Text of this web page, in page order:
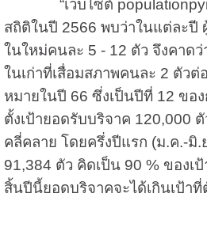
“เว็บไซต์
สถิติในปี 2566 พบว่าในแต่ละปี
ในใหม่คนละ 5 - 12 ตัว จึงคาด
ในเก่าที่เสื่อมสภาพคนละ 2 ตัวต่
หมายในปี 66 ซึ่งเป็นปีที่ 12 ขอ
ตั้งเป้ายอดรับบริจาค 120,000
คลี่คลาย โดยครึ่งปีแรก (ม.ค.-มิ.
91,384 ตัว คิดเป็น 90 %ของเป้
สิ้นปีนี้ยอดบริจาคจะได้เกินเป้าที่